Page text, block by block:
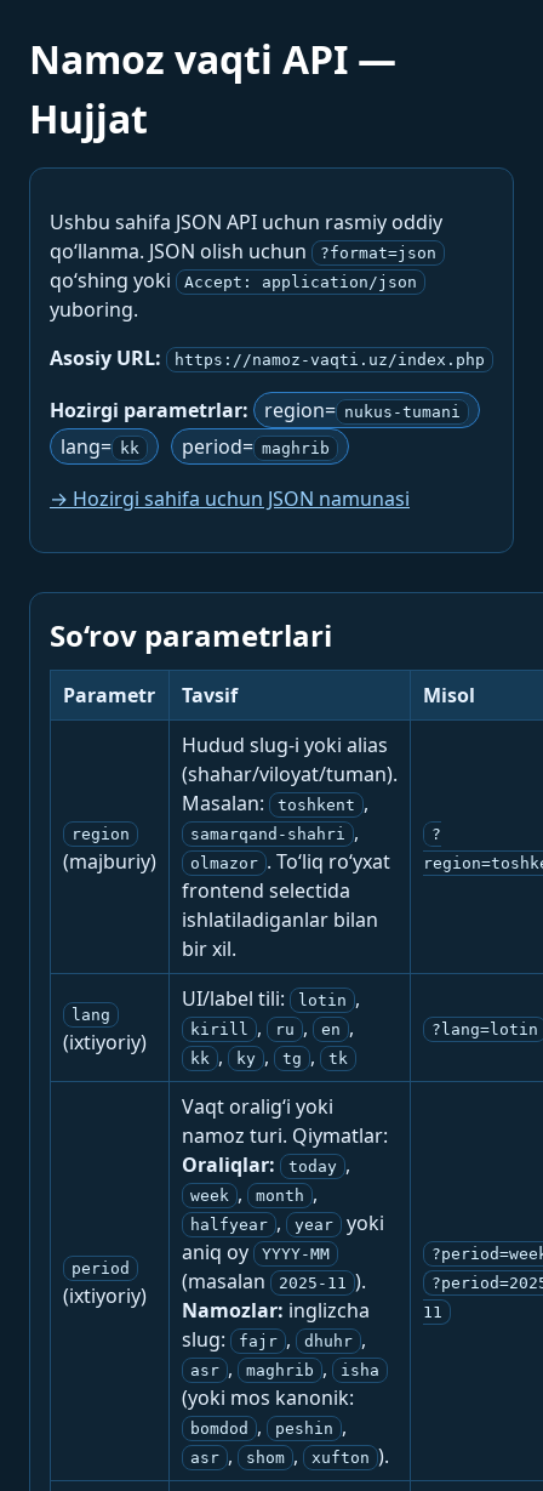
Namoz vaqti API —
Hujjat
Ushbu sahifa JSON API uchun rasmiy oddiy
qo‘llanma. JSON olish uchun
?format=json
qo‘shing yoki Accept: application/json
yuboring.
Asosiy URL:
https://namoz-vaqti.uz/index.php
Hozirgi parametrlar: region= nukus-tumani
lang= kk period= maghrib
→ Hozirgi sahifa uchun JSON namunasi
So‘rov parametrlari
Parametr Tavsif Misol
region
(majburiy)
Hudud slug-i yoki alias
(shahar/viloyat/tuman).
Masalan:
toshkent ,
samarqand-shahri ,
olmazor . To‘liq ro‘yxat
frontend selectida
ishlatiladiganlar bilan
bir xil.
?
lang
(ixtiyoriy)
UI/label tili: lotin ,
kirill , ru , en ,
kk , ky , tg , tk
?lang=lotin
period
(ixtiyoriy)
Vaqt oralig‘i yoki
namoz turi. Qiymatlar:
Oraliqlar:
today ,
week , month ,
halfyear , year
yoki
aniq oy
YYYY-MM
(masalan 2025-11 ).
Namozlar: inglizcha
slug:
fajr , dhuhr ,
asr , maghrib , isha
(yoki mos kanonik:
bomdod , peshin ,
asr , shom , xufton ).
11